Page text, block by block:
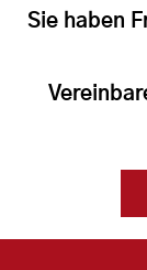
Sie haben